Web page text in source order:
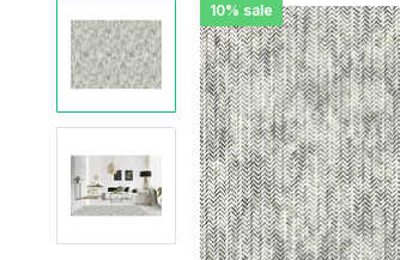
10% sale